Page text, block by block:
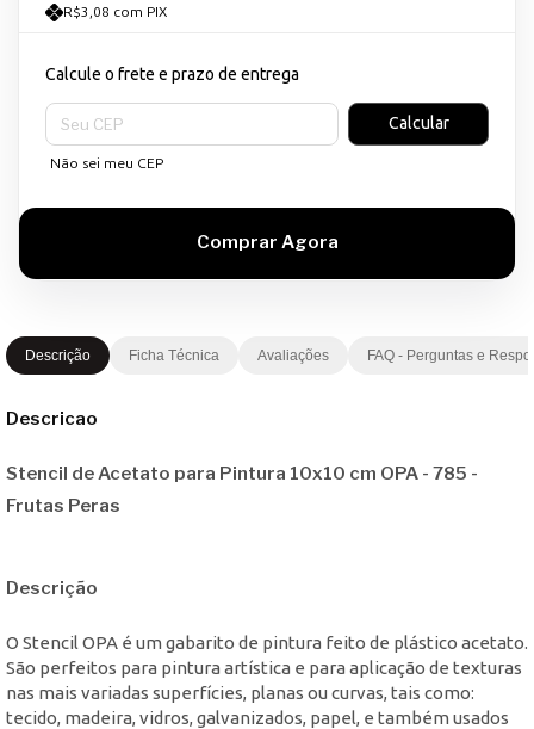
R$3,08 com PIX
Calcule o frete e prazo de entrega
Entregas para o CEP:
Calcular
Não sei meu CEP
Descrição Ficha Técnica Avaliações FAQ - Perguntas e
Descricao
Stencil de Acetato para Pintura 10x10 cm OPA - 785 -
Frutas Peras
Descrição
O Stencil OPA é um gabarito de pintura feito de plástico acetato.
São perfeitos para pintura artística e para aplicação de texturas
nas mais variadas superfícies, planas ou curvas, tais como:
tecido, madeira, vidros, galvanizados, papel, e também usados